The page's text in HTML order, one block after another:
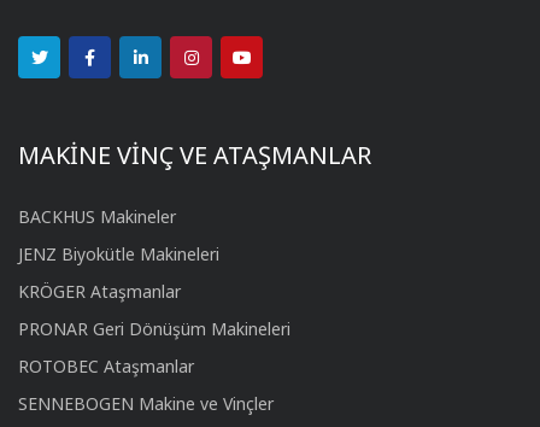
MAKİNE VİNÇ VE ATAŞMANLAR
BACKHUS Makineler
JENZ Biyokütle Makineleri
KRÖGER Ataşmanlar
PRONAR Geri Dönüşüm Makineleri
ROTOBEC Ataşmanlar
SENNEBOGEN Makine ve Vinçler